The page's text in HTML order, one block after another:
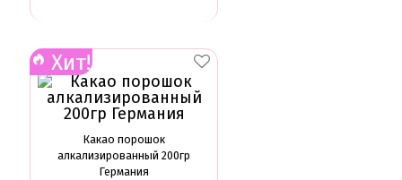
Хит!
Какао порошок
алкализированный 200гр
Германия